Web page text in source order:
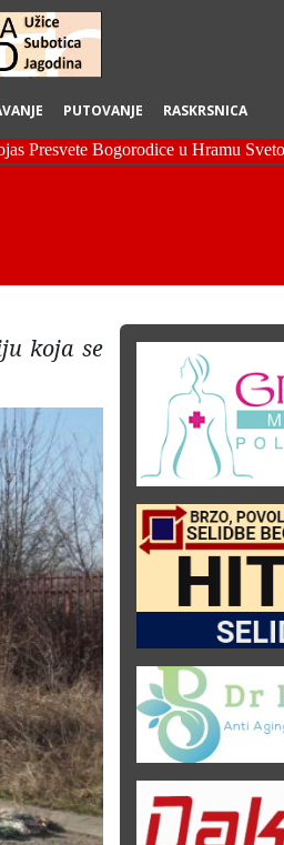
PUTOVANJE RASKRSNICA
koja se